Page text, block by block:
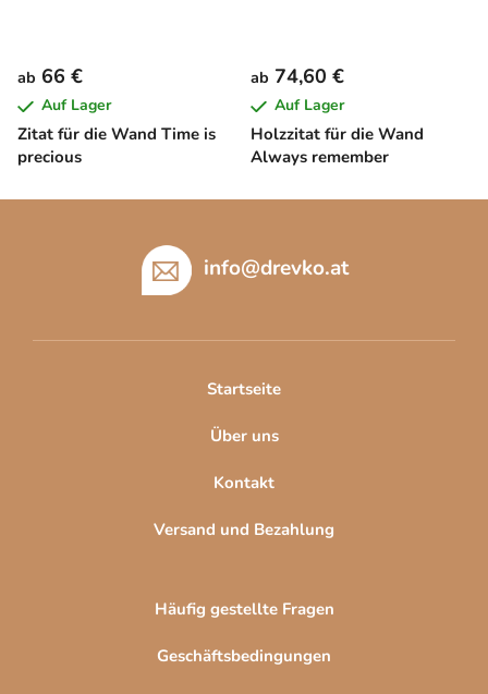
Zitat für die Wand Time is
precious
ab 66 €
Auf Lager
Holzzitat für die Wand
Always remember
ab 74,60 €
Auf Lager
info@drevko.at
Startseite
Über uns
Kontakt
Versand und Bezahlung
Häufig gestellte Fragen
Geschäftsbedingungen